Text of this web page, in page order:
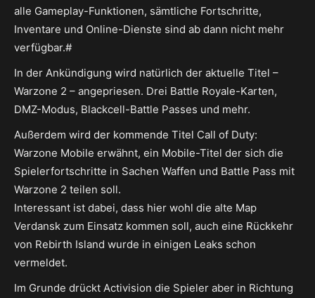
alle Gameplay-Funktionen, sämtliche Fortschritte,
Inventare und Online-Dienste sind ab dann nicht mehr
verfügbar.#
In der Ankündigung wird natürlich der aktuelle Titel –
Warzone 2 – angepriesen. Drei Battle Royale-Karten,
DMZ-Modus, Blackcell-Battle Passes und mehr.
Außerdem wird der kommende Titel Call of Duty:
Warzone Mobile erwähnt, ein Mobile-Titel der sich die
Spielerfortschritte in Sachen Waffen und Battle Pass mit
Warzone 2 teilen soll.
Interessant ist dabei, dass hier wohl die alte Map
Verdansk zum Einsatz kommen soll, auch eine Rückkehr
von Rebirth Island wurde in einigen Leaks schon
vermeldet.
Im Grunde drückt Activision die Spieler aber in Richtung